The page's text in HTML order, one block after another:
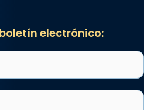
electrónico: